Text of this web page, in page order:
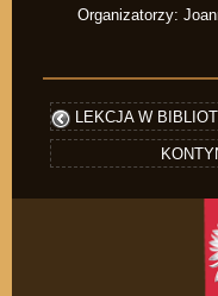
Organizatorzy:
LEKCJA W